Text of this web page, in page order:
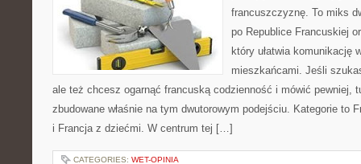
francuszczyznę. To miks
po Republice Francuskiej
który ułatwia komunikację
mieszkańcami. Jeśli
ale też chcesz ogarnąć francuską codzienność i mówić pewniej,
zbudowane właśnie na tym dwutorowym podejściu. Kategorie to
i Francja z dziećmi. W centrum tej […]
CATEGORIES: WET-OPINIA